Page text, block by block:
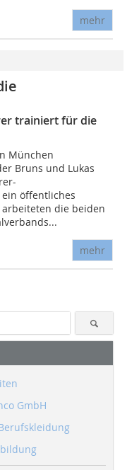
mehr
trainiert für die
München
Bruns und Lukas
öffentliches
arbeiteten die beiden
mehr
GmbH